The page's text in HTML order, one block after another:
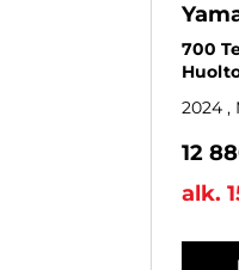
700
2024 ,
12
alk.